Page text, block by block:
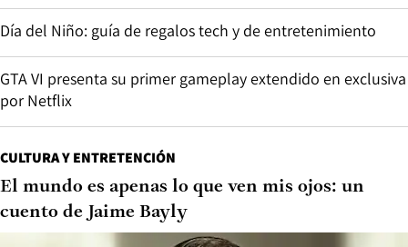
Día del Niño: guía de regalos tech y de entretenimiento
GTA VI presenta su primer gameplay extendido en exclusiva
por Netflix
CULTURA Y ENTRETENCIÓN
El mundo es apenas lo que ven mis ojos: un
cuento de Jaime Bayly